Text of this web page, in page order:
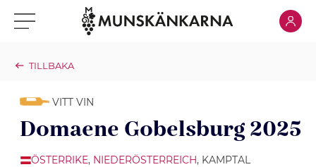
Klicka för meny Klicka
TILLBAKA
VITT VIN
Domaene Gobelsburg 2025
ÖSTERRIKE, NIEDERÖSTERREICH, KAMPTAL